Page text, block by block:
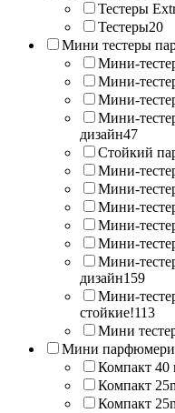
Тестеры
Тестеры20
Мини тестеры
Мини-
Мини-
Мини-
Мини-
дизайн47
Стойкий
Мини-
Мини-
Мини-
Мини-
Мини-
Мини-
дизайн159
Мини-
стойкие!113
Мини
Мини
Компакт 40
Компакт
Компакт